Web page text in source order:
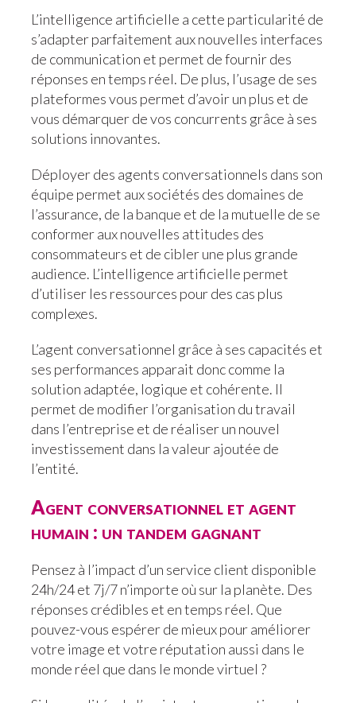
L’intelligence artificielle a cette particularité de
s’adapter parfaitement aux nouvelles interfaces
de communication et permet de fournir des
réponses en temps réel. De plus, l’usage de ses
plateformes vous permet d’avoir un plus et de
vous démarquer de vos concurrents grâce à ses
solutions innovantes.
Déployer des agents conversationnels dans son
équipe permet aux sociétés des domaines de
l’assurance, de la banque et de la mutuelle de se
conformer aux nouvelles attitudes des
consommateurs et de cibler une plus grande
audience. L’intelligence artificielle permet
d’utiliser les ressources pour des cas plus
complexes.
L’agent conversationnel grâce à ses capacités et
ses performances apparait donc comme la
solution adaptée, logique et cohérente. Il
permet de modifier l’organisation du travail
dans l’entreprise et de réaliser un nouvel
investissement dans la valeur ajoutée de
l’entité.
Agent conversationnel et agent
humain : un tandem gagnant
Pensez à l’impact d’un service client disponible
24h/24 et 7j/7 n’importe où sur la planète. Des
réponses crédibles et en temps réel. Que
pouvez-vous espérer de mieux pour améliorer
votre image et votre réputation aussi dans le
monde réel que dans le monde virtuel ?